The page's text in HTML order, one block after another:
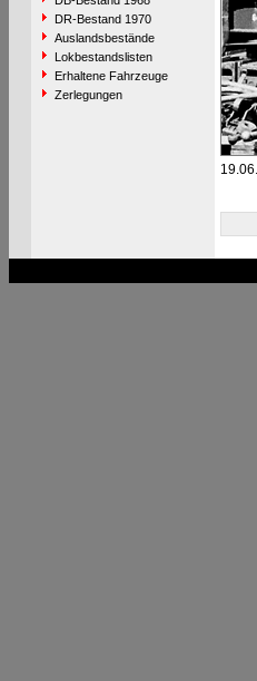
DR-Bestand 1970
Auslandsbestände
Lokbestandslisten
Erhaltene Fahrzeuge
Zerlegungen